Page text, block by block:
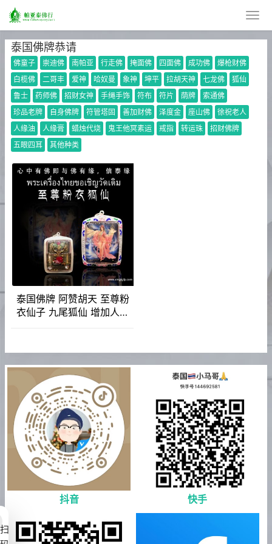
泰国佛牌恭请
佛童子 崇迪佛 南帕亚 行走佛 掩面佛 四面佛 成功佛
爆枪财佛
白榄佛
二哥丰 爱神 哈奴曼 象神 坤平 拉胡天神 七龙佛
狐仙
鲁士
药师佛 招财女神 手绳手饰 符布 符片 荫牌
索通佛
珍品老牌
自身佛牌 符管塔固 善加财佛 泽度金 座山佛
徐祝老人
人缘油
人缘膏 蜡烛代烧 鬼王他冥素运 戒指 转运珠
招财佛牌
五眼四耳
其他种类
泰国佛牌 阿赞胡天 至尊粉
衣仙子 九尾狐仙 增加人缘
抖音 快手
扫